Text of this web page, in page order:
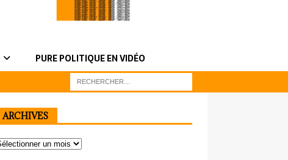
PURE POLITIQUE EN VIDÉO
ARCHIVES